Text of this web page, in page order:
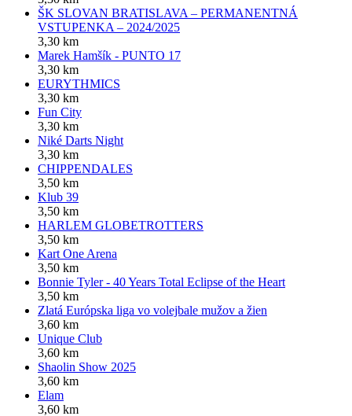
ŠK SLOVAN BRATISLAVA – PERMANENTNÁ
VSTUPENKA – 2024/2025
3,30 km
Marek Hamšík - PUNTO 17
3,30 km
EURYTHMICS
3,30 km
Fun City
3,30 km
Niké Darts Night
3,30 km
CHIPPENDALES
3,50 km
Klub 39
3,50 km
HARLEM GLOBETROTTERS
3,50 km
Kart One Arena
3,50 km
Bonnie Tyler - 40 Years Total Eclipse of the Heart
3,50 km
Zlatá Európska liga vo volejbale mužov a žien
3,60 km
Unique Club
3,60 km
Shaolin Show 2025
3,60 km
Elam
3,60 km